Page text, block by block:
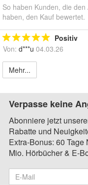
So haben Kunden, die
haben, den Kauf bewertet.
Positiv
Von: d***u 04.03.26
Mehr...
Verpasse keine
Abonniere jetzt
Rabatte und
Extra-Bonus: 60
Mio. Hörbücher & E-